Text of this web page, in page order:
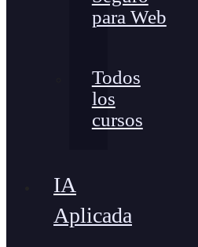
para Web
Todos
los
cursos
IA
Aplicada